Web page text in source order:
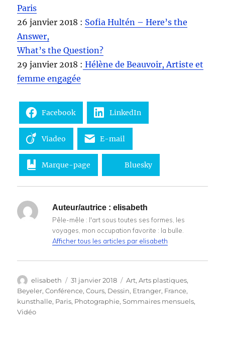
Paris
26 janvier 2018 : Sofia Hultén – Here’s the
Answer,
What’s the Question?
29 janvier 2018 : Hélène de Beauvoir, Artiste et
femme engagée
Facebook LinkedIn
Viadeo E-mail
Marque-page Bluesky
Auteur/autrice : elisabeth
Pêle-mêle : l'art sous toutes ses formes, les
voyages, mon occupation favorite : la bulle.
Afficher tous les articles par elisabeth
Auteur
elisabeth
Publié
le
31 janvier 2018 Catégories
Art,Arts plastiques,
Beyeler,Conférence,Cours, Dessin, Etranger, France,
kunsthalle, Paris, Photographie,Sommaires mensuels,
Vidéo